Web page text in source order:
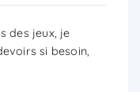
des jeux, je
si besoin,